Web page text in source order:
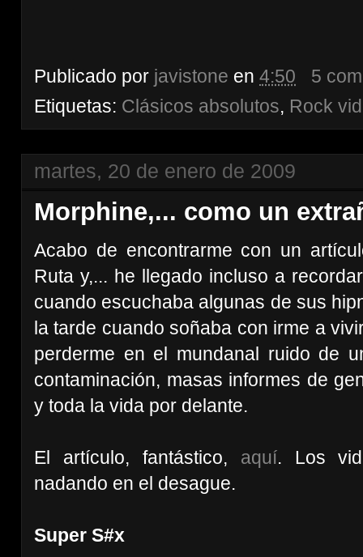
Publicado por javistone en 4:50
5
Etiquetas: Clásicos absolutos, Rock
martes, 20 de enero de 2009
Morphine,... como un
Acabo de encontrarme con un
Ruta y,... he llegado incluso a
cuando escuchaba algunas de sus
la tarde cuando soñaba con irme a
perderme en el mundanal ruido de
contaminación, masas informes de
y toda la vida por delante.
El artículo, fantástico, aquí. Los
nadando en el desague.
Super S#x